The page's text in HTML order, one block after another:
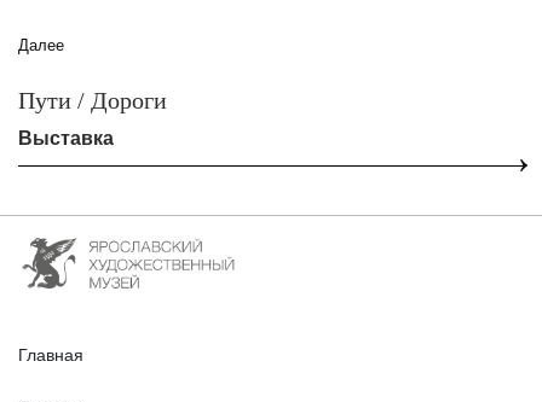
Далее
Пути / Дороги
Выставка
Главная